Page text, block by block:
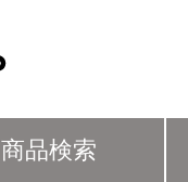
商品検索